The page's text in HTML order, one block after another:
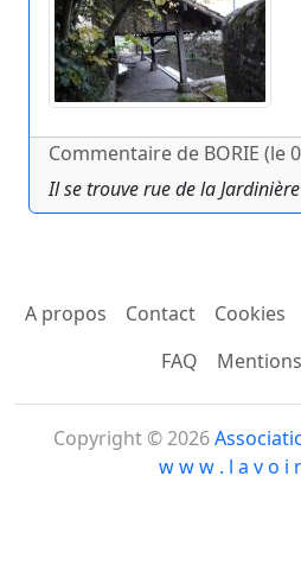
Commentaire de BORIE (le
Il se trouve rue de la Jardinière
A propos Contact Cookies
FAQ
Copyright © 2026
w w w . l a v o i